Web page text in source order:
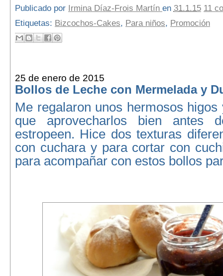
Publicado por Irmina Díaz-Frois Martín en 31.1.15 11
Etiquetas: Bizcochos-Cakes, Para niños, Promoción
25 de enero de 2015
Bollos de Leche con Mermelada y
Me regalaron unos hermosos
que aprovecharlos bien antes
estropeen. Hice dos texturas
con cuchara y para cortar con
para acompañar con estos bollos